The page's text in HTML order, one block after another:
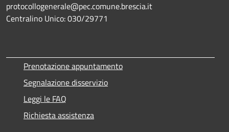
protocollogenerale@pec.comune.brescia.it
Centralino Unico: 030/29771
Prenotazione appuntamento
Segnalazione disservizio
Leggi le FAQ
Richiesta assistenza